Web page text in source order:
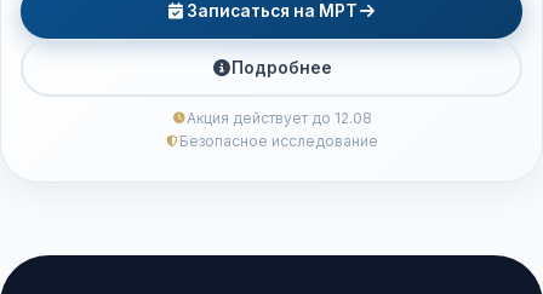
Записаться на МРТ
Подробнее
Акция действует до 12.08
Безопасное исследование